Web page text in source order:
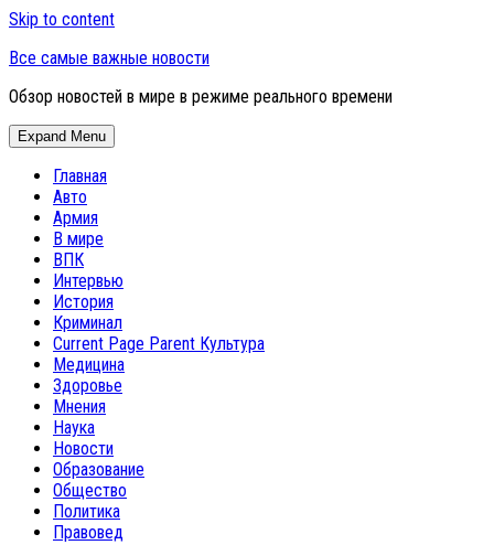
Skip to content
Все самые важные новости
Обзор новостей в мире в режиме реального времени
Expand Menu
Главная
Авто
Армия
В мире
ВПК
Интервью
История
Криминал
Current Page Parent Культура
Медицина
Здоровье
Мнения
Наука
Новости
Образование
Общество
Политика
Правовед